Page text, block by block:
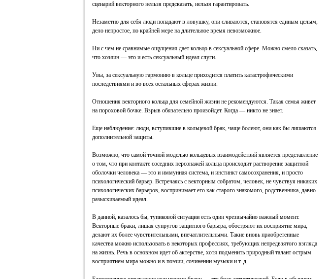
сценарий векторного нельзя предсказать, нельзя гарантировать.
Незаметно для себя люди попадают в ловушку, они сливаются, становятся единым целым,
дело непростое, по крайней мере на длительное время невозможное.
Ни с чем не сравнимые ощущения дает кольцо в сексуальной сфере. Можно смело сказать,
что хозяин — это и есть сексуальный идеал слуги.
Увы, за сексуальную гармонию в кольце приходится платить катастрофическими
последствиями и во всех остальных сферах жизни.
Отношения векторного кольца для семейной жизни не рекомендуются. Такая семья живет
на пороховой бочке. Взрыв обязательно произойдет. Когда — никто не знает.
Еще наблюдение: люди, вступившие в кольцевой брак, чаще болеют, они как бы лишаются
дополнительной защиты.
Возможно, что самой точной моделью кольцевых взаимодействий является представление
о том, что при контакте соседних персонажей кольца происходит растворение защитной
оболочки человека — это и иммунная система, и инстинкт самосохранения, и просто
психологический барьер. Встречаясь с векторным собратом, человек, не чувствуя никаких
психологических барьеров, воспринимает его как старого знакомого, родственника, давно
разыскиваемый идеал.
В данной, казалось бы, тупиковой ситуации есть один чрезвычайно важный момент.
Векторные браки, лишая супругов защитного барьера, обостряют их восприятие мира,
делают их более чувствительными, впечатлительными. Такие вновь приобретенные
качества можно использовать в некоторых профессиях, требующих непредвзятого взгляда
на жизнь. Речь в основном идет об актерстве, хотя подменить природный талант острым
восприятием мира можно и в поэзии, сочинении музыки и т. д.